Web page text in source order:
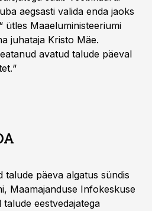
aegsasti valida enda jaoks
ütles Maaeluministeeriumi
juhataja Kristo Mäe.
avatud talude päeval
talude päeva algatus sündis
Maamajanduse Infokeskuse
eestvedajatega